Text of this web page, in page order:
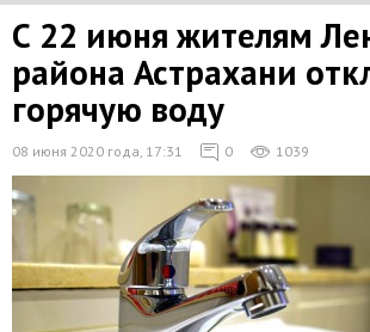
С 22 июня жителям
района Астрахани
горячую воду
08 июня 2020 года, 17:31 0 1039